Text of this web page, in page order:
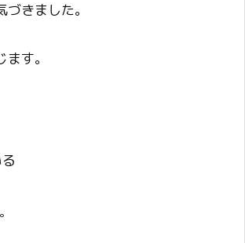
きました。
す。